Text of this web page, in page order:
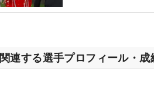
関連する選手プロフィール・成